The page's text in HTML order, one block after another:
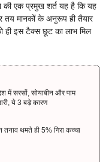
की एक प्रमुख शर्त यह है कि यह
तय मानकों के अनुरूप ही तैयार
ही इस टैक्स छूट का लाभ मिल
में सरसों, सोयाबीन और पाम
ये 3 बड़े कारण
थमते ही 5% गिरा कच्चा